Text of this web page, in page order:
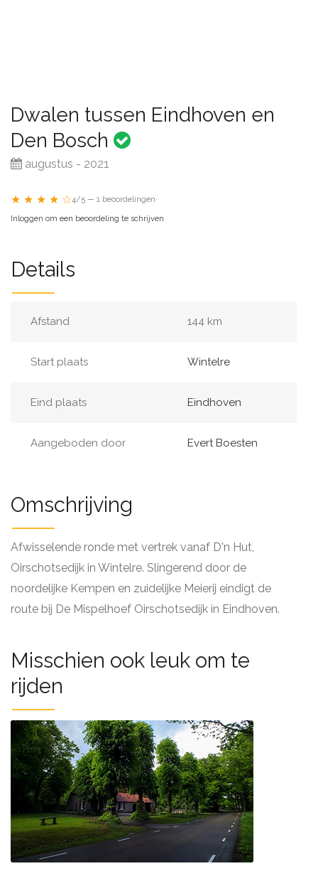
Dwalen tussen Eindhoven en
Den Bosch
augustus - 2021
★ ★ ★ ★ ☆4/5 — 1 beoordelingen·
Inloggen om een beoordeling te schrijven
Details
Afstand 144 km
Start plaats Wintelre
Eind plaats Eindhoven
Aangeboden door Evert Boesten
Omschrijving
Afwisselende ronde met vertrek vanaf D'n Hut,
Oirschotsedijk in Wintelre. Slingerend door de
noordelijke Kempen en zuidelijke Meierij eindigt de
route bij De Mispelhoef Oirschotsedijk in Eindhoven.
Misschien ook leuk om te
rijden